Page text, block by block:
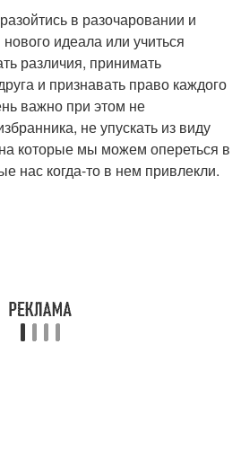
в разочаровании и
идеала или учиться
различия, принимать
и признавать право каждого
важно при этом не
не упускать из виду
которые мы можем опереться в
нас когда-то в нем привлекли.